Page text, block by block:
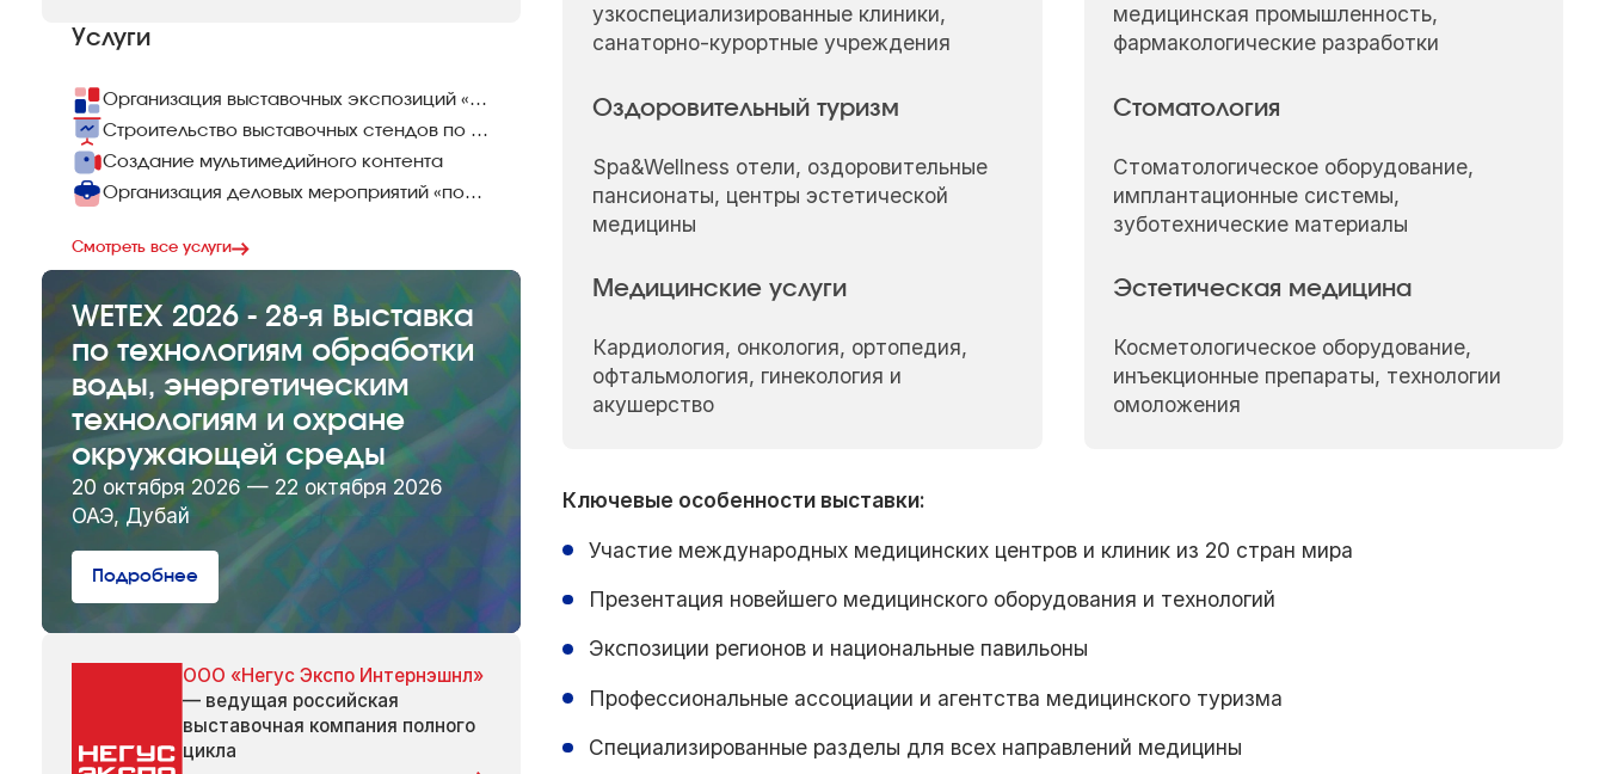
Услуги
Организация выставочных экспозиций «под ключ»
Строительство выставочных стендов по всему миру
Создание мультимедийного контента
Организация деловых мероприятий «под ключ»
Смотреть все услуги
WETEX 2026 - 28-я Выставка
по технологиям обработки
воды, энергетическим
технологиям и охране
окружающей среды
20 октября 2026 — 22 октября 2026
ОАЭ, Дубай
Подробнее
ООО «Негус Экспо Интернэшнл»
— ведущая российская
выставочная компания полного
цикла
узкоспециализированные клиники,
санаторно-курортные учреждения
Оздоровительный туризм
Spa&Wellness отели, оздоровительные
пансионаты, центры эстетической
медицины
Медицинские услуги
Кардиология, онкология, ортопедия,
офтальмология, гинекология и
акушерство
медицинская промышленность,
фармакологические разработки
Стоматология
Стоматологическое оборудование,
имплантационные системы,
зуботехнические материалы
Эстетическая медицина
Косметологическое оборудование,
инъекционные препараты, технологии
омоложения
Ключевые особенности выставки:
Участие международных медицинских центров и клиник из 20 стран мира
Презентация новейшего медицинского оборудования и технологий
Экспозиции регионов и национальные павильоны
Профессиональные ассоциации и агентства медицинского туризма
Специализированные разделы для всех направлений медицины